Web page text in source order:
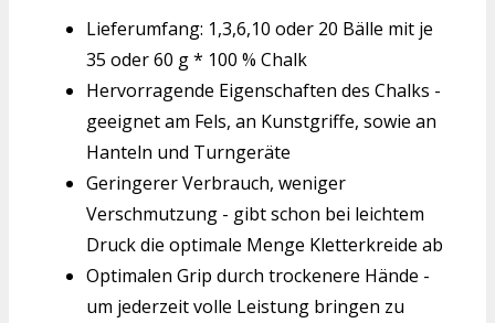
Lieferumfang: 1,3,6,10 oder 20 Bälle mit je
35 oder 60 g * 100 % Chalk
Hervorragende Eigenschaften des Chalks -
geeignet am Fels, an Kunstgriffe, sowie an
Hanteln und Turngeräte
Geringerer Verbrauch, weniger
Verschmutzung - gibt schon bei leichtem
Druck die optimale Menge Kletterkreide ab
Optimalen Grip durch trockenere Hände -
um jederzeit volle Leistung bringen zu